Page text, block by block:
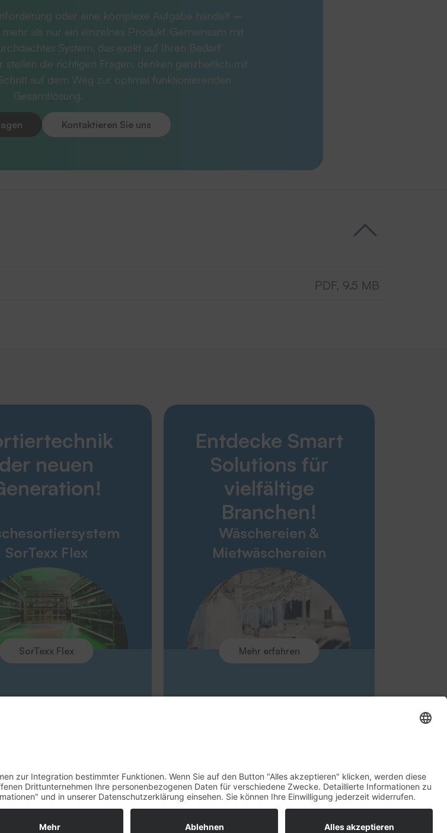
oder eine komplexe Aufgabe handelt –
als nur ein einzelnes Produkt. Gemeinsam mit
System, das exakt auf Ihren Bedarf
stellen die richtigen Fragen, denken ganzheitlich mit
auf dem Weg zur optimal funktionierenden
Gesamtlösung.
Kontaktieren Sie uns
PDF, 9.5 MB
der neuen
SorTexx Flex
SorTexx Flex
Entdecke Smart
Solutions für
vielfältige
Branchen!
Wäschereien &
Mietwäschereien
Mehr erfahren
Karriere
Produkte
Unternehmen
Service
Engagement
Umweltpolitik
Unternehmen
Messen
Wäschereien & Mietwäschereien
Altenheim & Pflegebereich
Krankenhaus & Gesundheitswesen
Industrie & Konfektion
Technischer Handel
Feuerwehren & Rettungsdienste
Service & Kontakt
Downloads
Ansprechpartner
Rücknahme Altgeräte
Umfrage zur Kundenzufriedenheit
© 2026 - THERMOTEX NAGEL GmbH. Alle Rechte vorbehalten